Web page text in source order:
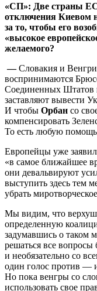
«СП»: Две страны ЕС
отключения Киевом
за то, чтобы его
«высокое
желаемого?
—Словакия и
воспринимаются
Соединенных Штатов
заставляют вывести
И чтобы Орбан со
компенсировать
То есть любую
Европейцы уже
«в самое ближайшее
они девальвируют
выступить здесь тем
убрать
Мы видим, что
определенную
задумавшись о таком
решаться все вопросы
и необязательно со
один голос против —
Но пока венгры со
использовать свое